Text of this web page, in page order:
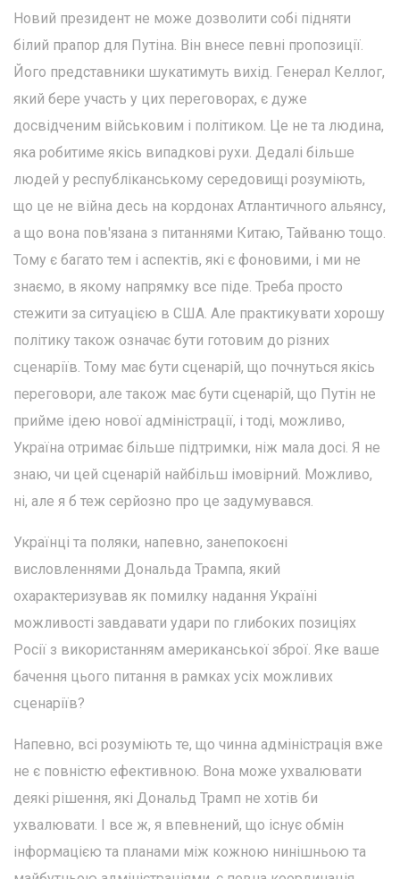
Новий президент не може дозволити собі підняти
білий прапор для Путіна. Він внесе певні пропозиції.
Його представники шукатимуть вихід. Генерал Келлог,
який бере участь у цих переговорах, є дуже
досвідченим військовим і політиком. Це не та людина,
яка робитиме якісь випадкові рухи. Дедалі більше
людей у республіканському середовищі розуміють,
що це не війна десь на кордонах Атлантичного альянсу,
а що вона пов'язана з питаннями Китаю, Тайваню тощо.
Тому є багато тем і аспектів, які є фоновими, і ми не
знаємо, в якому напрямку все піде. Треба просто
стежити за ситуацією в США. Але практикувати хорошу
політику також означає бути готовим до різних
сценаріїв. Тому має бути сценарій, що почнуться якісь
переговори, але також має бути сценарій, що Путін не
прийме ідею нової адміністрації, і тоді, можливо,
Україна отримає більше підтримки, ніж мала досі. Я не
знаю, чи цей сценарій найбільш імовірний. Можливо,
ні, але я б теж серйозно про це задумувався.
Українці та поляки, напевно, занепокоєні
висловленнями Дональда Трампа, який
охарактеризував як помилку надання Україні
можливості завдавати удари по глибоких позиціях
Росії з використанням американської зброї. Яке ваше
бачення цього питання в рамках усіх можливих
сценаріїв?
Напевно, всі розуміють те, що чинна адміністрація вже
не є повністю ефективною. Вона може ухвалювати
деякі рішення, які Дональд Трамп не хотів би
ухвалювати. І все ж, я впевнений, що існує обмін
інформацією та планами між кожною нинішньою та